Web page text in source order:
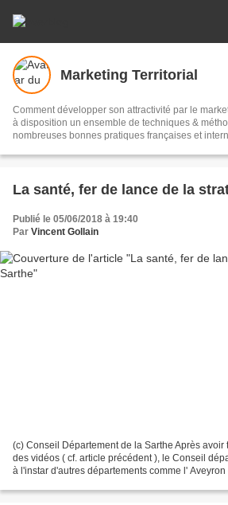
Marketing Territorial
Comment développer son attractivité par le marketing
à disposition un ensemble de techniques &
nombreuses bonnes pratiques françaises et
nombreux documents et visuels gratuits ainsi
La santé, fer de lance de la
Publié le 05/06/2018 à 19:40
Par Vincent Gollain
(c) Conseil Département de la Sarthe Après
des vidéos ( cf. article précédent ), le Conseil
à l'instar d'autres départements comme l'